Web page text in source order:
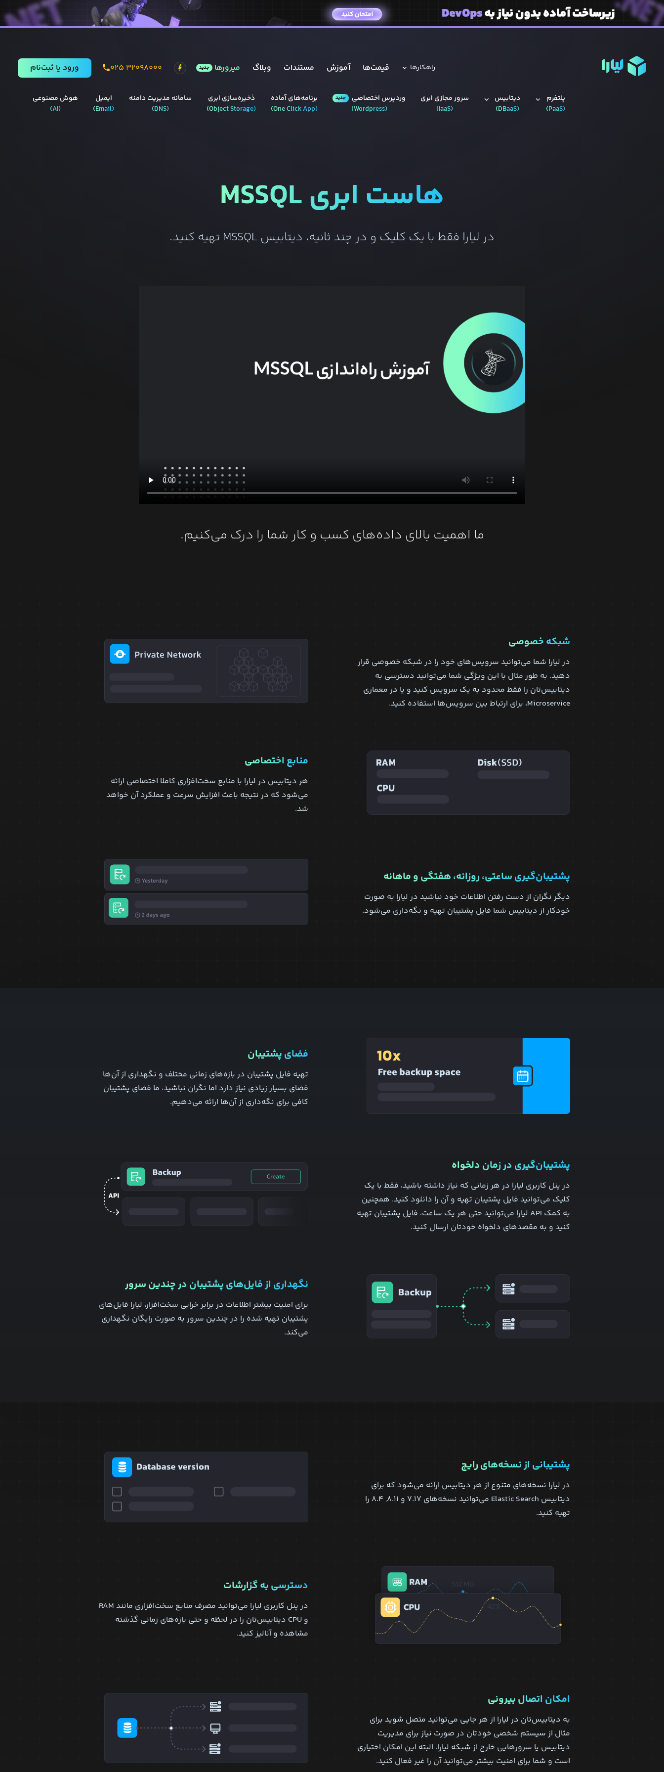
راهکار‌ها قیمت‌ها آموزش مستندات وبلاگ میرورها جدید ۰۲۵ ۳۲۰۹۸۰۰۰ ورود يا ثبت‌نام
هوش مصنوعی
(
AI
)
ایمیل
(
Email
)
سامانه مدیریت دامنه
(
DNS
)
ذخیره‌سازی ابری
(
Object Storage
)
برنامه‌های آماده
(
One Click App
)
وردپرس‌ اختصاصی جدید
(
Wordpress
)
سرور مجازی ابری
(
IaaS
)
دیتابیس‌
(
DBaaS
)
پلتفرم
(
PaaS
)
هاست ابری MSSQL
در لیارا فقط با یک کلیک و در چند ثانیه، دیتابیس MSSQL تهیه کنید.
ما اهمیت بالای داده‌های کسب و کار شما را درک می‌کنیم.
شبکه خصوصی
در لیارا شما می‌توانید سرویس‌های خود را در شبکه خصوصی قرار
دهید. به طور مثال با این ویژگی شما می‌توانید دسترسی به
دیتابیس‌تان را فقط محدود به یک سرویس کنید و یا در معماری
Microservice، برای ارتباط بین سرویس‌ها استفاده کنید.
منابع اختصاصی
هر دیتابیس در لیارا با منابع سخت‌افزاری کاملا اختصاصی ارائه
می‌شود که در نتیجه باعث افزایش سرعت و عملکرد آن خواهد
شد.
پشتیبان‌گیری ساعتی، روزانه، هفتگی و ماهانه
دیگر نگران از دست رفتن اطلاعات خود نباشید در لیارا به صورت
خودکار از دیتابیس شما فایل پشتیبان تهیه و نگه‌داری می‌شود.
فضای پشتیبان
تهیه فایل پشتیبان در بازه‌های زمانی مختلف و نگهداری از آن‌ها
فضای بسیار زیادی نیاز دارد اما نگران نباشید، ما فضای پشتیبان
کافی برای نگه‌داری از آن‌ها ارائه می‌دهیم.
پشتیبان‌گیری در زمان دلخواه
در پنل کاربری لیارا در هر زمانی که نیاز داشته باشید، فقط با یک
کلیک می‌توانید فایل پشتیبان تهیه و آن را دانلود کنید. همچنین
به کمک API لیارا می‌توانید حتی هر یک ساعت، فایل پشتیبان تهیه
کنید و به مقصد‌های دلخواه‌ خودتان ارسال کنید.
نگهداری از فایل‌های پشتیبان در چندین سرور
برای امنیت بیشتر اطلاعات در برابر خرابی سخت‌افزار، لیارا فایل‌های
پشتیبان تهیه شده را در چندین سرور به صورت رایگان نگهداری
می‌کند.
پشتیبانی از نسخه‌های رایج
در لیارا نسخه‌های متنوع از هر دیتابیس ارائه می‌شود که برای
دیتابیس Elastic Search می‌توانید نسخه‌های ۷.۱۷ و ۸.۱۱, ۸.۴ را
تهیه کنید.
دسترسی به گزارشات
در پنل کاربری لیارا می‌توانید مصرف منابع سخت‌افزاری مانند RAM
و CPU دیتابیس‌تان را در لحظه و حتی بازه‌های زمانی گذشته
مشاهده و آنالیز کنید.
امکان اتصال بیرونی
به دیتابیس‌تان در لیارا از هر جایی می‌توانید متصل شوید برای
مثال از سیستم شخصی خودتان در صورت نیاز برای مدیریت
دیتابیس یا سرور‌هایی خارج از شبکه لیارا. البته این امکان اختیاری
است و شما برای امنیت بیشتر می‌توانید آن را غیر فعال کنید.